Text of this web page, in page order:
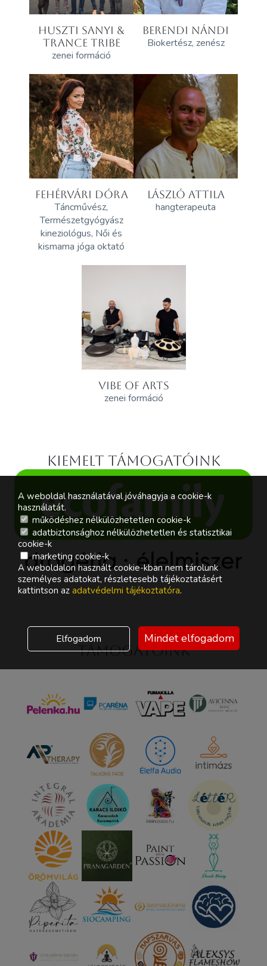
HUSZTI SANYI &
TRANCE TRIBE
zenei formáció
BERENDI NÁNDI
Biokertész, zenész
FEHÉRVÁRI DÓRA
Táncművész,
Természetgyógyász
kineziológus, Női és
kismama jóga oktató
LÁSZLÓ ATTILA
hangterapeuta
VIBE OF ARTS
zenei formáció
Kiemelt támogatóink
Támogatóink
A weboldal használatával jóváhagyja a cookie-k
használatát.
működéshez nélkülözhetetlen cookie-k
adatbiztonsághoz nélkülözhetetlen és statisztikai
cookie-k
marketing cookie-k
A weboldalon használt cookie-kban nem tárolunk
személyes adatokat, részletesebb tájékoztatásért
kattintson az adatvédelmi tájékoztatóra.
Elfogadom Mindet elfogadom